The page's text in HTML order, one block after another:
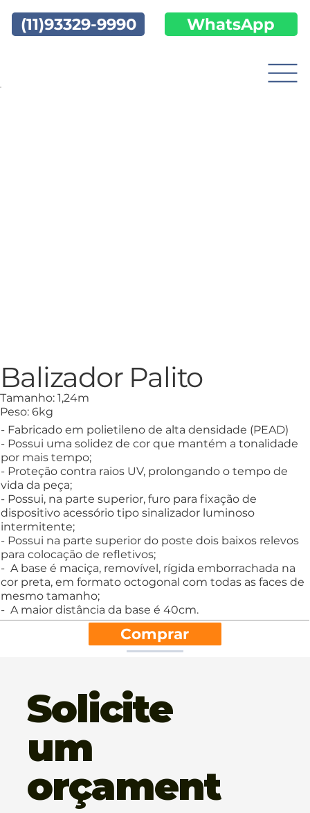
(11)93329-9990 WhatsApp
Balizador Palito
Tamanho: 1,24m
Peso: 6kg
- Fabricado em polietileno de alta densidade (PEAD)
- Possui uma solidez de cor que mantém a tonalidade
por mais tempo;
- Proteção contra raios UV, prolongando o tempo de
vida da peça;
- Possui, na parte superior, furo para fixação de
dispositivo acessório tipo sinalizador luminoso
intermitente;
- Possui na parte superior do poste dois baixos relevos
para colocação de refletivos;
- A base é maciça, removível, rígida emborrachada na
cor preta, em formato octogonal com todas as faces de
mesmo tamanho;
- A maior distância da base é 40cm.
Comprar
Solicite
um
orçament